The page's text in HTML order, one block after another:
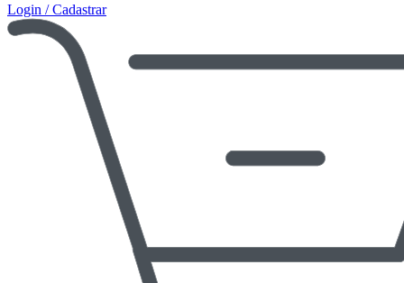
Login / Cadastrar